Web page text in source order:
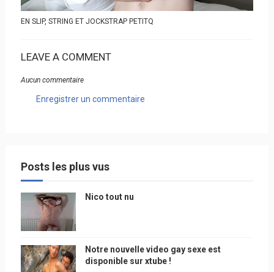
EN SLIP, STRING ET JOCKSTRAP PETITQ
LEAVE A COMMENT
Aucun commentaire
Enregistrer un commentaire
Posts les plus vus
Nico tout nu
Notre nouvelle video gay sexe est
disponible sur xtube !